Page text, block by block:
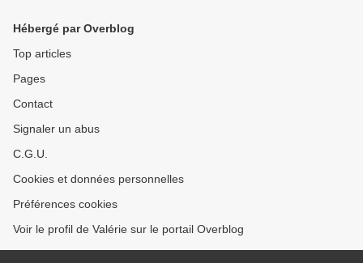
Hébergé par Overblog
Top articles
Pages
Contact
Signaler un abus
C.G.U.
Cookies et données personnelles
Préférences cookies
Voir le profil de Valérie sur le portail Overblog